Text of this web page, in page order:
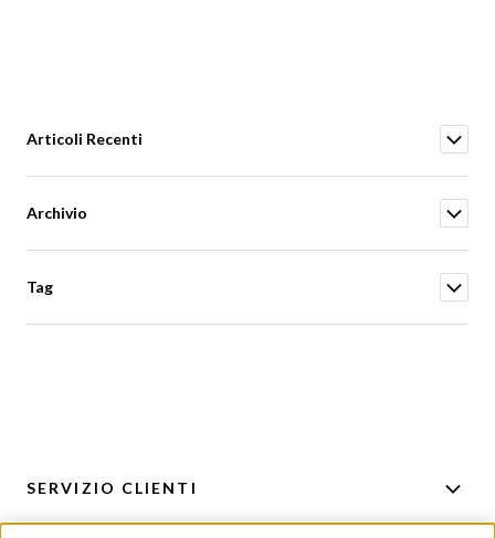
Articoli Recenti
Archivio
Tag
SERVIZIO CLIENTI